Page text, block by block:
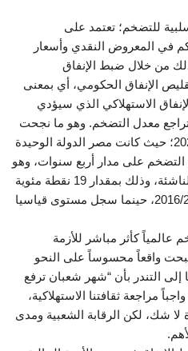
للتضخم؛ تعتمد على
في المعروض النقدي وأسعار
من خلال ضبط الإنفاق
الإنفاق الحكومي، أي بمعنى
الاستهلاكي الذي سيؤدي
معدل التضخم. وهو ما نجحت
به الحكومة المصرية حتى عام 2021؛ حيث كانت مصر الدولة الوحيدة
التضخم على مدار أربع سنوات، وهو
أكبر انخفاض التضخم بالأسواق الناشئة، وذلك بمقدار 19 نقطة مئوية
عام 2020/2021 مقارنة بعام 2016/2017، حينما سجل مستوى قياسيا
كأثر مباشر للأزمة
أصبحت واقعاً محسوساً على النحو
التندر بأن “شهر شعبان ترفع
مراجعة ثقافتنا الاستهلاكية،
لا شك، لكن الرقابة الشعبية ومدى